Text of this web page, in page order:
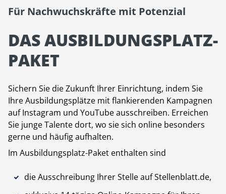
Für Nachwuchskräfte mit Potenzial
DAS AUSBILDUNGSPLATZ-
PAKET
Sichern Sie die Zukunft Ihrer Einrichtung, indem Sie
Ihre Ausbildungsplätze mit flankierenden Kampagnen
auf Instagram und YouTube ausschreiben. Erreichen
Sie junge Talente dort, wo sie sich online besonders
gerne und häufig aufhalten.
Im Ausbildungsplatz-Paket enthalten sind
die Ausschreibung Ihrer Stelle auf Stellenblatt.de,